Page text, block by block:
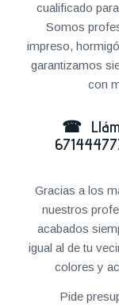
cualificado
Somos
impreso,
garantizamos
con
☎
Gracias a los
nuestros
acabados
igual al de tu
colores y
Pide